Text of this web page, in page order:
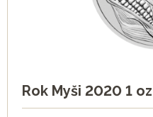
Rok Myši 2020 1